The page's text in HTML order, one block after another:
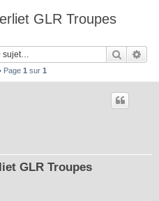
GLR Troupes
Page 1 sur 1
GLR Troupes